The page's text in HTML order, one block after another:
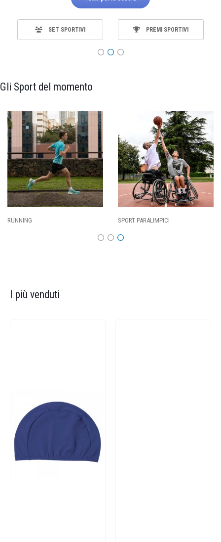
SET SPORTIVI PREMI SPORTIVI
Gli Sport del momento
SPORT PARALIMPICI
I più venduti